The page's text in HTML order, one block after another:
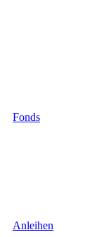
Fonds
Anleihen